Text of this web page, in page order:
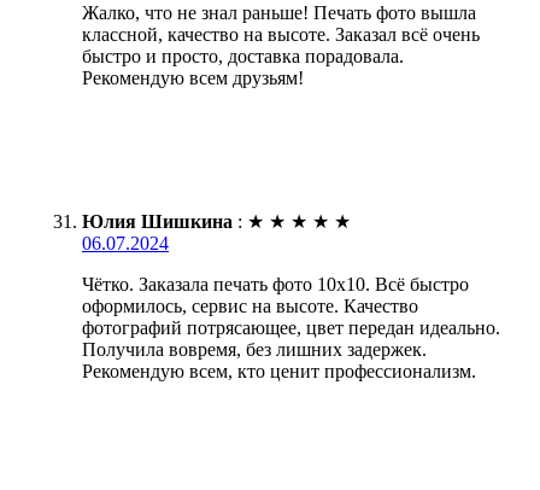
Жалко, что не знал раньше! Печать фото вышла
классной, качество на высоте. Заказал всё очень
быстро и просто, доставка порадовала.
Рекомендую всем друзьям!
Юлия Шишкина : ★ ★ ★ ★ ★
06.07.2024
Чётко. Заказала печать фото 10х10. Всё быстро
оформилось, сервис на высоте. Качество
фотографий потрясающее, цвет передан идеально.
Получила вовремя, без лишних задержек.
Рекомендую всем, кто ценит профессионализм.